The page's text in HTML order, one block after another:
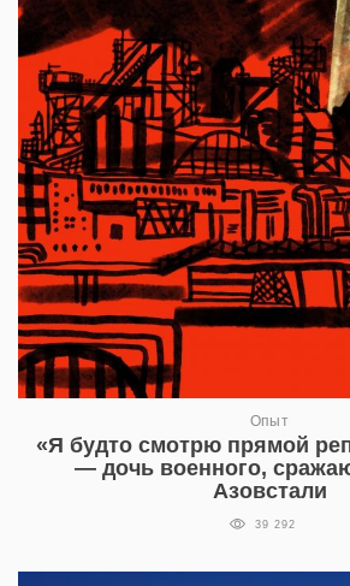
Опыт
«Я будто смотрю прямой
— дочь военного,
Азовстали
39 292